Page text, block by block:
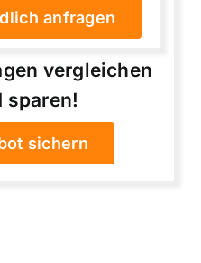
anfragen
vergleichen
sparen!
sichern